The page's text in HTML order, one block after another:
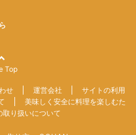
Top
せ 運営会社
サイトの利用
美味しく安全に料理を楽しむた
取り扱いについて